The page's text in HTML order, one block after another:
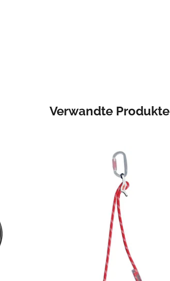
Verwandte Produkte